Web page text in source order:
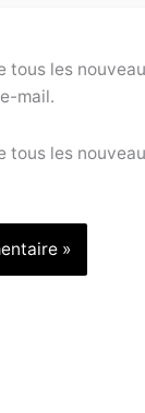
tous les
mail.
tous les